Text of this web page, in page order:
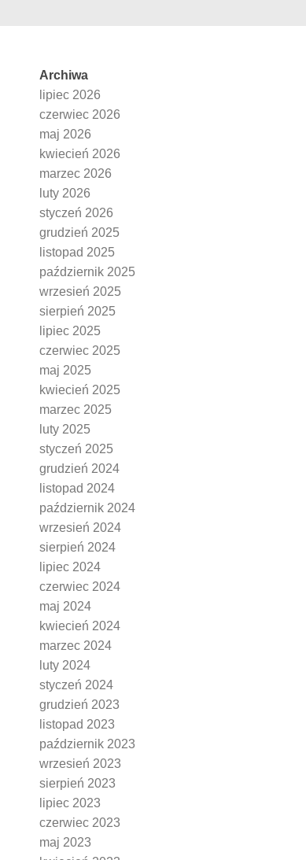
Archiwa
lipiec 2026
czerwiec 2026
maj 2026
kwiecień 2026
marzec 2026
luty 2026
styczeń 2026
grudzień 2025
listopad 2025
październik 2025
wrzesień 2025
sierpień 2025
lipiec 2025
czerwiec 2025
maj 2025
kwiecień 2025
marzec 2025
luty 2025
styczeń 2025
grudzień 2024
listopad 2024
październik 2024
wrzesień 2024
sierpień 2024
lipiec 2024
czerwiec 2024
maj 2024
kwiecień 2024
marzec 2024
luty 2024
styczeń 2024
grudzień 2023
listopad 2023
październik 2023
wrzesień 2023
sierpień 2023
lipiec 2023
czerwiec 2023
maj 2023